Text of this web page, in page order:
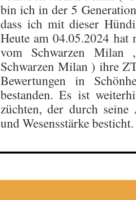
bin ich in der 5
dass ich mit dieser
Heute am 04.05.2024
vom Schwarzen
Schwarzen Milan ) ihre
Bewertungen in
bestanden. Es ist
züchten, der durch
und Wesensstärke besticht.